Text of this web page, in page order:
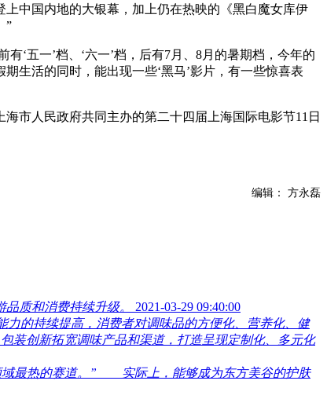
中国内地的大银幕，加上仍在热映的《黑白魔女库伊
”
五一’档、‘六一’档，后有7月、8月的暑期档，今年的
生活的同时，能出现一些‘黑马’影片，有一些惊喜表
市人民政府共同主办的第二十四届上海国际电影节11日
编辑： 方永磊
质和消费持续升级。
2021-03-29 09:40:00
的持续提高，消费者对调味品的方便化、营养化、健
装创新拓宽调味产品和渠道，打造呈现定制化、多元化
域最热的赛道。” 实际上，能够成为东方美谷的护肤